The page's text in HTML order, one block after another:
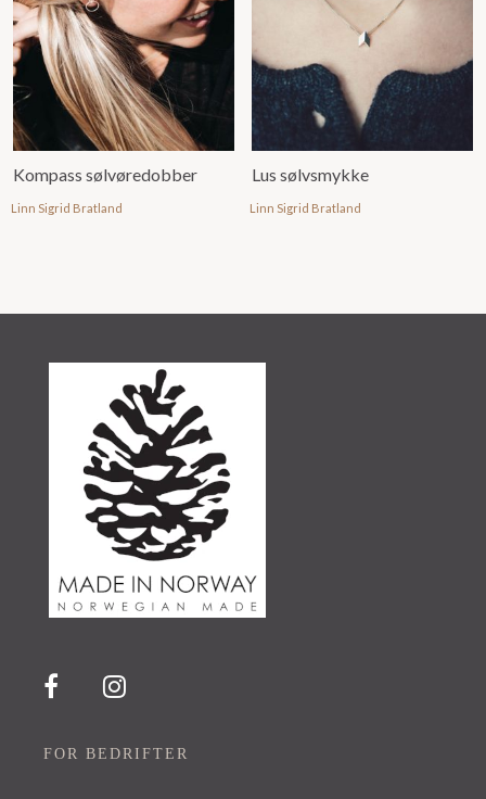
Kompass sølvøredobber
Linn Sigrid Bratland
Lus sølvsmykke
Linn Sigrid Bratland
FOR BEDRIFTER